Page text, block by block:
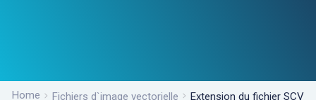
Home Fichiers d`image vectorielle Extension du fichier SCV